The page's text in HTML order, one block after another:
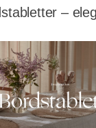
–